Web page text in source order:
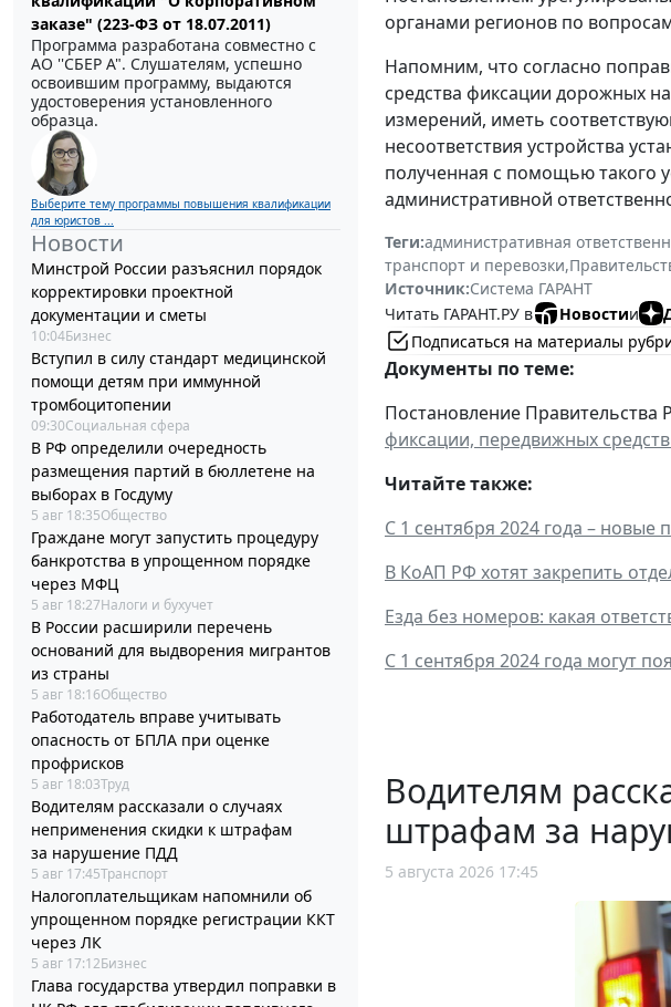
заказе" (223-ФЗ от 18.07.2011)
Программа разработана совместно с
АО ''СБЕР А". Слушателям, успешно
освоившим программу, выдаются
удостоверения установленного
образца.
Выберите тему программы повышения квалификации
для юристов ...
Новости
Минстрой России разъяснил порядок
корректировки проектной
документации и сметы
10:04Бизнес
Вступил в силу стандарт медицинской
помощи детям при иммунной
тромбоцитопении
09:30Социальная сфера
В РФ определили очередность
размещения партий в бюллетене на
выборах в Госдуму
5 авг 18:35Общество
Граждане могут запустить процедуру
банкротства в упрощенном порядке
через МФЦ
5 авг 18:27Налоги и бухучет
В России расширили перечень
оснований для выдворения мигрантов
из страны
5 авг 18:16Общество
Работодатель вправе учитывать
опасность от БПЛА при оценке
профрисков
5 авг 18:03Труд
Водителям рассказали о случаях
неприменения скидки к штрафам
за нарушение ПДД
5 авг 17:45Транспорт
Налогоплательщикам напомнили об
упрощенном порядке регистрации ККТ
через ЛК
5 авг 17:12Бизнес
Глава государства утвердил поправки в
органами регионов по
Напомним, что согласно
средства фиксации дорожных
измерений, иметь
несоответствия устройства
полученная с помощью такого
административной
Теги:административная
транспорт и перевозки,
Источник:Система ГАРАНТ
Читать ГАРАНТ.РУ в
Новостии
Подписаться на материалы
Документы по теме:
Постановление Правительства
фиксации, передвижных
Читайте также:
С 1 сентября 2024 года – новые
В КоАП РФ хотят закрепить
Езда без номеров: какая
С 1 сентября 2024 года могут
Водителям
штрафам за
5 августа 2026 17:45